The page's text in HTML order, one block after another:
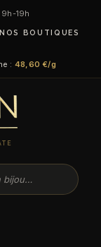
19h
NOS BOUTIQUES
: 48,60 €/g